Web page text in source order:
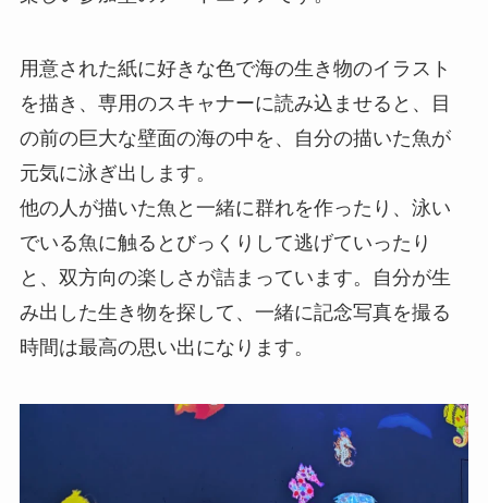
用意された紙に好きな色で海の生き物のイラスト
を描き、専用のスキャナーに読み込ませると、目
の前の巨大な壁面の海の中を、自分の描いた魚が
元気に泳ぎ出します。
他の人が描いた魚と一緒に群れを作ったり、泳い
でいる魚に触るとびっくりして逃げていったり
と、双方向の楽しさが詰まっています。自分が生
み出した生き物を探して、一緒に記念写真を撮る
時間は最高の思い出になります。